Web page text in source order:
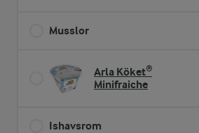
Musslor
Arla Köket®
Minifraiche
Ishavsrom